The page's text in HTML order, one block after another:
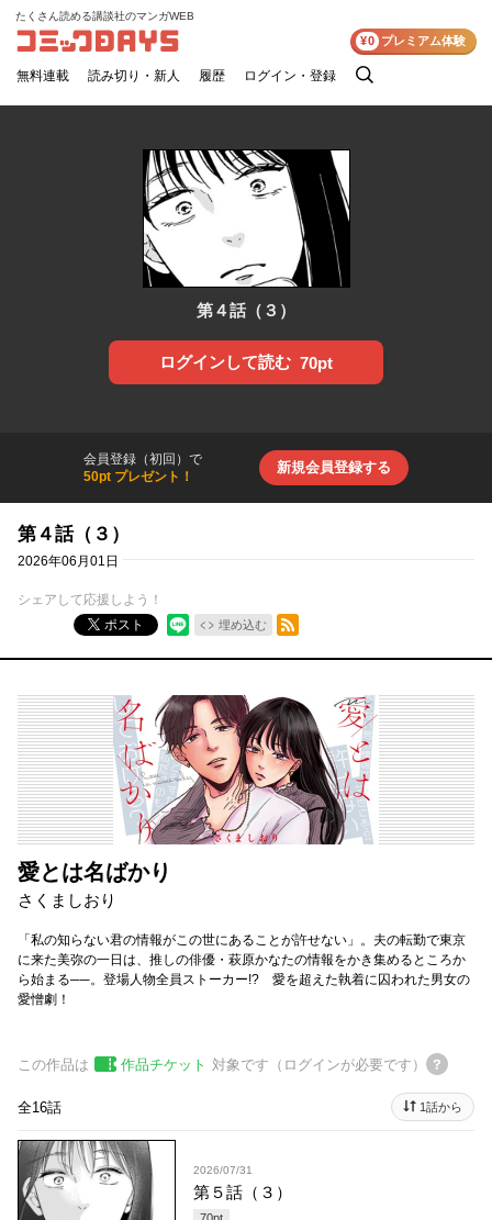
コミックDAYS
たくさん読める講談社のマンガWEB
無料連載 読み切り・新人 履歴 ログイン・登録
検
¥0 プレミアム体験
第４話（３）
ログインして読む 70pt
会員登録（初回）で
50pt プレゼント！
新規会員登録する
第４話（３）
2026年06月01日
シェアして応援しよう！
ポスト
埋め込む
RSSフィード
愛とは名ばかり
さくましおり
「私の知らない君の情報がこの世にあることが許せない」。夫の転勤で東京
に来た美弥の一日は、推しの俳優・萩原かなたの情報をかき集めるところか
ら始まる──。登場人物全員ストーカー!? 愛を超えた執着に囚われた男女の
愛憎劇！
この作品は 作品チケット 対象です（ログインが必要です）
全16話 1話から
2026/07/31
第５話（３）
70pt